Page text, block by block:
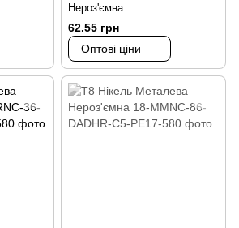
Нероз'ємна
62.55 грн
Оптові ціни